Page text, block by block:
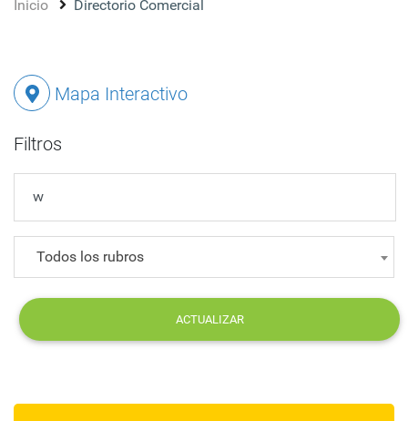
Inicio Directorio Comercial
Mapa Interactivo
Filtros
Todos los rubros
ACTUALIZAR